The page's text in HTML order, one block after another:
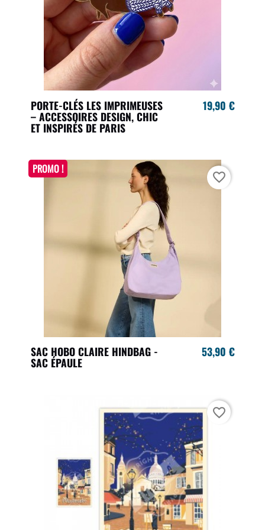
PORTE-CLÉS LES IMPRIMEUSES
– ACCESSOIRES DESIGN, CHIC
ET INSPIRÉS DE PARIS
19,90 €
SAC HOBO CLAIRE HINDBAG -
SAC ÉPAULE
53,90 €
PROMO !
favorite_border
favorite_border